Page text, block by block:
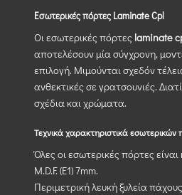
Εσωτερικές πόρτες Laminate Cpl
Οι εσωτερικές πόρτες laminate
αποτελέσουν μία σύγχρονη,
επιλογή. Μιμούνται σχεδόν
ανθεκτικές σε γρατσουνιές.
σχέδια και χρώματα.
Τεχνικά χαρακτηριστικά
Όλες οι εσωτερικές πόρτες
M.D.F. (Ε1) 7mm.
Περιμετρική λευκή ξυλεία